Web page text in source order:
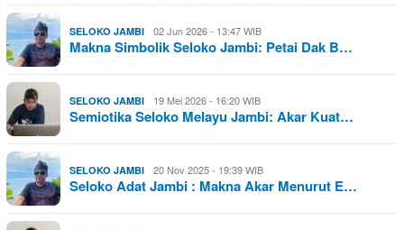
SELOKO JAMBI 02 Jun 2026 - 13:47 WIB
Makna Simbolik Seloko Jambi: Petai Dak B…
SELOKO JAMBI 19 Mei 2026 - 16:20 WIB
Semiotika Seloko Melayu Jambi: Akar Kuat…
SELOKO JAMBI 20 Nov 2025 - 19:39 WIB
Seloko Adat Jambi : Makna Akar Menurut E…